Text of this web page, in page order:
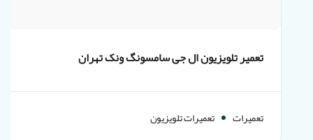
تعمیر تلویزیون ال جی سامسونگ ونک تهران
تعمیرات تعمیرات تلویزیون